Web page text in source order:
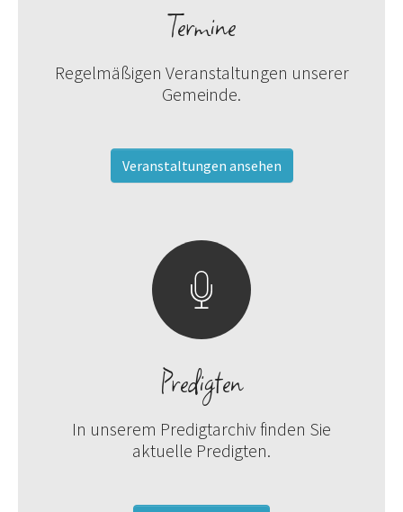
Termine
Regelmäßigen Veranstaltungen unserer
Gemeinde.
Veranstaltungen ansehen
Predigten
In unserem Predigtarchiv finden Sie
aktuelle Predigten.